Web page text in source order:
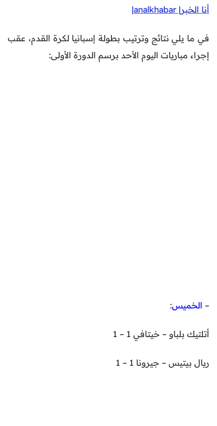
أنا الخبر| analkhabar|
في ما يلي نتائج وترتيب بطولة إسبانيا لكرة القدم، عقب
إجراء مباريات اليوم الأحد برسم الدورة الأولى:
– الخميس:
أتلتيك بلباو – خيتافي 1 – 1
ريال بيتيس – جيرونا 1 – 1